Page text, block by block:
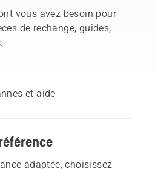
vous avez besoin pour
de rechange, guides,
et aide
adaptée, choisissez